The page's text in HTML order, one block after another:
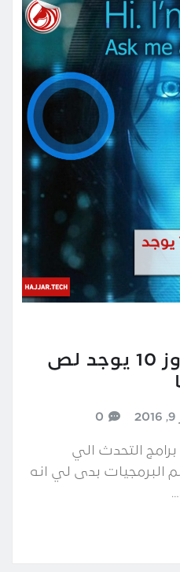
بداخل نظام ويندوز 10 يوجد لص
0
التحدث الي
البرمجيات بدى لي انه